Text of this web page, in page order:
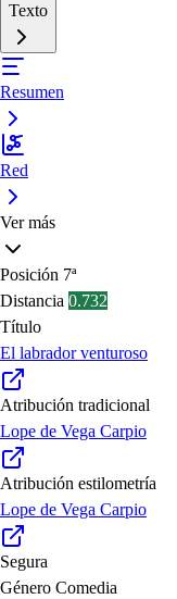
Texto
Resumen
Red
Ver más
Posición 7ª
Distancia 0.732
Título
El labrador venturoso
Atribución tradicional
Lope de Vega Carpio
Atribución estilometría
Lope de Vega Carpio
Segura
Género Comedia